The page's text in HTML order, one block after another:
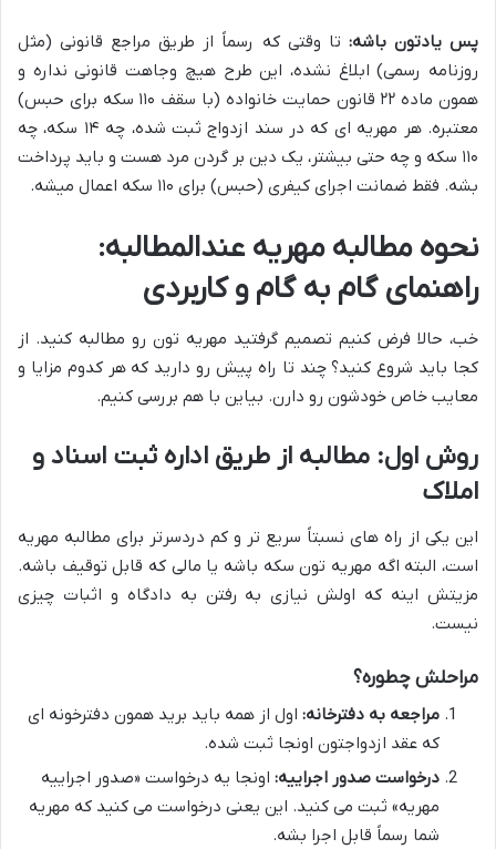
پس یادتون باشه: تا وقتی که رسماً از طریق مراجع قانونی (مثل
روزنامه رسمی) ابلاغ نشده، این طرح هیچ وجاهت قانونی نداره و
همون ماده ۲۲ قانون حمایت خانواده (با سقف ۱۱۰ سکه برای حبس)
معتبره. هر مهریه ای که در سند ازدواج ثبت شده، چه ۱۴ سکه، چه
۱۱۰ سکه و چه حتی بیشتر، یک دین بر گردن مرد هست و باید پرداخت
بشه. فقط ضمانت اجرای کیفری (حبس) برای ۱۱۰ سکه اعمال میشه.
نحوه مطالبه مهریه عندالمطالبه:
راهنمای گام به گام و کاربردی
خب، حالا فرض کنیم تصمیم گرفتید مهریه تون رو مطالبه کنید. از
کجا باید شروع کنید؟ چند تا راه پیش رو دارید که هر کدوم مزایا و
معایب خاص خودشون رو دارن. بیاین با هم بررسی کنیم.
روش اول: مطالبه از طریق اداره ثبت اسناد و
املاک
این یکی از راه های نسبتاً سریع تر و کم دردسرتر برای مطالبه مهریه
است، البته اگه مهریه تون سکه باشه یا مالی که قابل توقیف باشه.
مزیتش اینه که اولش نیازی به رفتن به دادگاه و اثبات چیزی
نیست.
مراحلش چطوره؟
مراجعه به دفترخانه: اول از همه باید برید همون دفترخونه ای
که عقد ازدواجتون اونجا ثبت شده.
درخواست صدور اجراییه: اونجا یه درخواست «صدور اجراییه
مهریه» ثبت می کنید. این یعنی درخواست می کنید که مهریه
شما رسماً قابل اجرا بشه.